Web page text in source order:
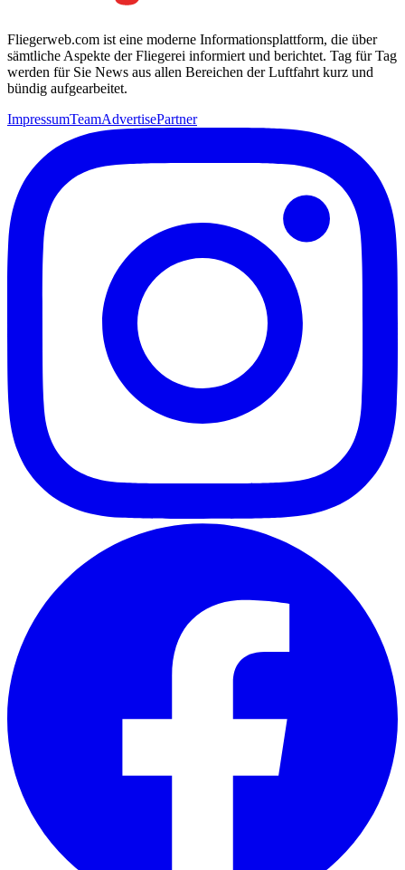
Fliegerweb.com ist eine moderne Informationsplattform, die über
sämtliche Aspekte der Fliegerei informiert und berichtet. Tag für Tag
werden für Sie News aus allen Bereichen der Luftfahrt kurz und
bündig aufgearbeitet.
ImpressumTeamAdvertisePartner